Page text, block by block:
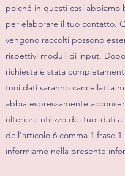
poiché in questi casi abbiamo
per elaborare il tuo contatto.
vengono raccolti possono
rispettivi moduli di input.
richiesta è stata
tuoi dati saranno cancellati a
abbia espressamente
ulteriore utilizzo dei tuoi dati ai
dell'articolo 6 comma 1 frase
informiamo nella presente